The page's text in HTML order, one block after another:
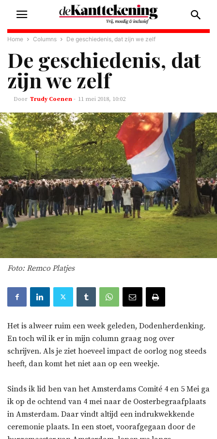
Home Columns De geschiedenis, dat zijn we zelf
De geschiedenis, dat
zijn we zelf
Trudy Coenen - 11 mei 2018, 10:02
Foto: Remco Platjes
Het is alweer ruim een week geleden, Dodenherdenking.
En toch wil ik er in mijn column graag nog over
schrijven. Als je ziet hoeveel impact de oorlog nog steeds
heeft, dan komt het niet aan op een weekje.
Sinds ik lid ben van het Amsterdams Comité 4 en 5 Mei ga
ik op de ochtend van 4 mei naar de Oosterbegraafplaats
in Amsterdam. Daar vindt altijd een indrukwekkende
ceremonie plaats. In een stoet, voorafgegaan door de